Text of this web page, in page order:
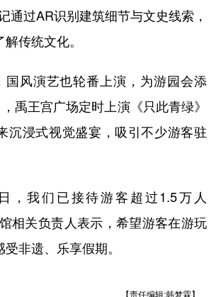
通过AR识别建筑细节与文史线索，
传统文化。
风演艺也轮番上演，为游园会添
禹王宫广场定时上演《只此青绿》
沉浸式视觉盛宴，吸引不少游客驻
我们已接待游客超过1.5万人
相关负责人表示，希望游客在游玩
非遗、乐享假期。
【责任编辑:韩梦霖】